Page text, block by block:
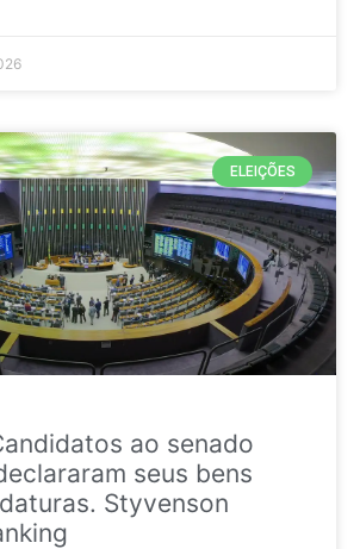
ELEIÇÕES
ao senado
seus bens
Styvenson